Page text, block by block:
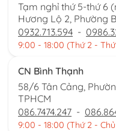
Tạm nghỉ thứ 5-thứ 6
Hương Lộ 2, Phường
0932.713.594 -
9:00 - 18:00 (Thứ 2 -
CN Bình Thạnh
58/6 Tân Cảng,
TPHCM
086.7474.247 -
9:00 - 18:00 (Thứ 2 -